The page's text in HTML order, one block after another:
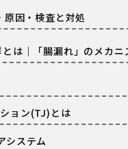
原因・検査と対処
は｜「腸漏れ」のメカニ
ョン(TJ)とは
システム